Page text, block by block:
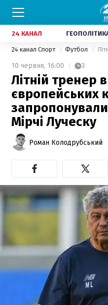
24 КАНАЛ
24 канал Спорт Футбол
10 червня, 16:00 3
Літній тренер
європейських
Мірчі Луческу
Роман Колодрубський